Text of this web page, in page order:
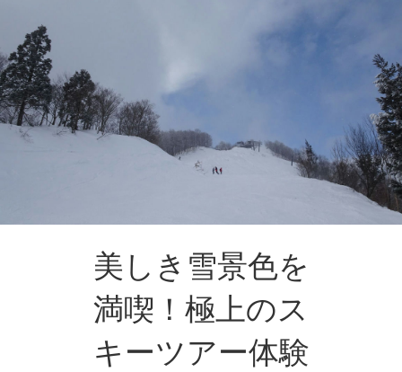
美しき雪景色を
満喫！極上のス
キーツアー体験